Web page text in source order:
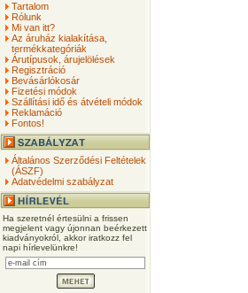
Tartalom
Rólunk
Mi van itt?
Az áruház kialakítása,
termékkategóriák
Árutípusok, árujelölések
Regisztráció
Bevásárlókosár
Fizetési módok
Szállítási idő és átvételi módok
Reklamáció
Fontos!
Általános Szerződési Feltételek
(ÁSZF)
Adatvédelmi szabályzat
Ha szeretnél értesülni a frissen
megjelent vagy újonnan beérkezett
kiadványokról, akkor iratkozz fel
napi hírlevelünkre!